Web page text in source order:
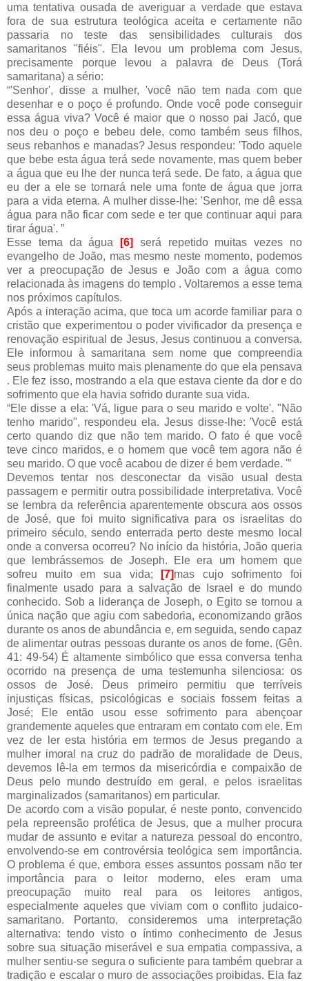
uma tentativa ousada de averiguar a verdade que estava
fora de sua estrutura teológica aceita e certamente não
passaria no teste das sensibilidades culturais dos
samaritanos "fiéis". Ela levou um problema com Jesus,
precisamente porque levou a palavra de Deus (Torá
samaritana) a sério:
“'Senhor', disse a mulher, 'você não tem nada com que
desenhar e o poço é profundo. Onde você pode conseguir
essa água viva? Você é maior que o nosso pai Jacó, que
nos deu o poço e bebeu dele, como também seus filhos,
seus rebanhos e manadas? Jesus respondeu: 'Todo aquele
que bebe esta água terá sede novamente, mas quem beber
a água que eu lhe der nunca terá sede. De fato, a água que
eu der a ele se tornará nele uma fonte de água que jorra
para a vida eterna. A mulher disse-lhe: 'Senhor, me dê essa
água para não ficar com sede e ter que continuar aqui para
tirar água'. ”
Esse tema da água
[6]
será repetido muitas vezes no
evangelho de João, mas mesmo neste momento, podemos
ver a preocupação de Jesus e João com a água como
relacionada às imagens do templo . Voltaremos a esse tema
nos próximos capítulos.
Após a interação acima, que toca um acorde familiar para o
cristão que experimentou o poder vivificador da presença e
renovação espiritual de Jesus, Jesus continuou a conversa.
Ele informou à samaritana sem nome que compreendia
seus problemas muito mais plenamente do que ela pensava
. Ele fez isso, mostrando a ela que estava ciente da dor e do
sofrimento que ela havia sofrido durante sua vida.
“Ele disse a ela: 'Vá, ligue para o seu marido e volte'. "Não
tenho marido", respondeu ela. Jesus disse-lhe: 'Você está
certo quando diz que não tem marido. O fato é que você
teve cinco maridos, e o homem que você tem agora não é
seu marido. O que você acabou de dizer é bem verdade. '”
Devemos tentar nos desconectar da visão usual desta
passagem e permitir outra possibilidade interpretativa. Você
se lembra da referência aparentemente obscura aos ossos
de José, que foi muito significativa para os israelitas do
primeiro século, sendo enterrada perto deste mesmo local
onde a conversa ocorreu? No início da história, João queria
que lembrássemos de Joseph. Ele era um homem que
sofreu muito em sua vida; [7]mas cujo sofrimento foi
finalmente usado para a salvação de Israel e do mundo
conhecido. Sob a liderança de Joseph, o Egito se tornou a
única nação que agiu com sabedoria, economizando grãos
durante os anos de abundância e, em seguida, sendo capaz
de alimentar outras pessoas durante os anos de fome. (Gên.
41: 49-54) É altamente simbólico que essa conversa tenha
ocorrido na presença de uma testemunha silenciosa: os
ossos de José. Deus primeiro permitiu que terríveis
injustiças físicas, psicológicas e sociais fossem feitas a
José; Ele então usou esse sofrimento para abençoar
grandemente aqueles que entraram em contato com ele. Em
vez de ler esta história em termos de Jesus pregando a
mulher imoral na cruz do padrão de moralidade de Deus,
devemos lê-la em termos da misericórdia e compaixão de
Deus pelo mundo destruído em geral, e pelos israelitas
marginalizados (samaritanos) em particular.
De acordo com a visão popular, é neste ponto, convencido
pela repreensão profética de Jesus, que a mulher procura
mudar de assunto e evitar a natureza pessoal do encontro,
envolvendo-se em controvérsia teológica sem importância.
O problema é que, embora esses assuntos possam não ter
importância para o leitor moderno, eles eram uma
preocupação muito real para os leitores antigos,
especialmente aqueles que viviam com o conflito judaico-
samaritano. Portanto, consideremos uma interpretação
alternativa: tendo visto o íntimo conhecimento de Jesus
sobre sua situação miserável e sua empatia compassiva, a
mulher sentiu-se segura o suficiente para também quebrar a
tradição e escalar o muro de associações proibidas. Ela faz